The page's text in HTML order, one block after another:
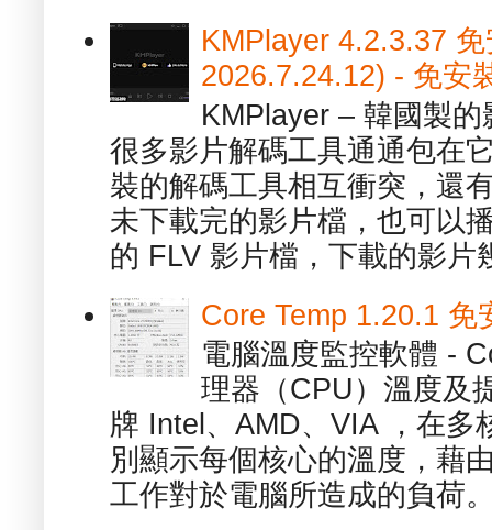
KMPlayer 4.2.3.37
2026.7.24.12) - 免安
KMPlayer – 韓國製
很多影片解碼工具通通包在
裝的解碼工具相互衝突，還
未下載完的影片檔，也可以
的 FLV 影片檔，下載的影片
Core Temp 1.20.1 免
電腦溫度監控軟體 -
理器（CPU）溫度及
牌 Intel、AMD、VIA ，在多
別顯示每個核心的溫度，藉
工作對於電腦所造成的負荷